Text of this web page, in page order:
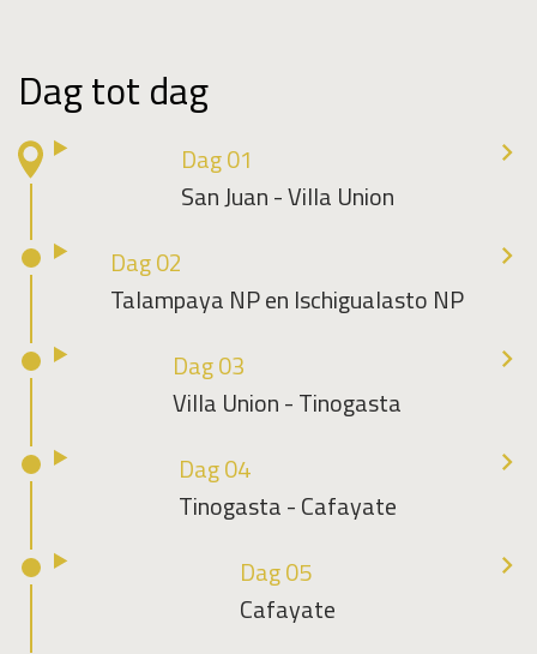
Dag tot dag
Dag 01
San Juan - Villa Union
Dag 02
Talampaya NP en Ischigualasto NP
Dag 03
Villa Union - Tinogasta
Dag 04
Tinogasta - Cafayate
Dag 05
Cafayate